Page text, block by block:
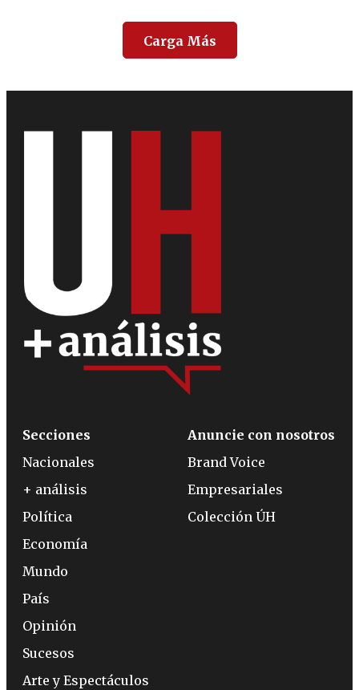
Carga Más
Secciones
Nacionales
+ análisis
Política
Economía
Mundo
País
Opinión
Sucesos
Arte y Espectáculos
Anuncie con nosotros
Brand Voice
Empresariales
Colección ÚH